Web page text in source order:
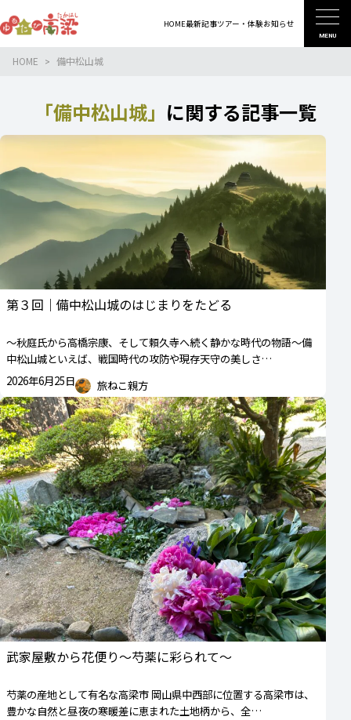
HOME最新記事ツアー・体験お知らせ
MENU
HOME 備中松山城
「備中松山城」 に関する記事一覧
第３回｜備中松山城のはじまりをたどる
〜秋庭氏から高橋宗康、そして頼久寺へ続く静かな時代の物語〜備
中松山城といえば、戦国時代の攻防や現存天守の美しさ…
2026年6月25日
旅ねこ親方
武家屋敷から花便り～芍薬に彩られて～
芍薬の産地として有名な高梁市 岡山県中西部に位置する高梁市は、
豊かな自然と昼夜の寒暖差に恵まれた土地柄から、全…